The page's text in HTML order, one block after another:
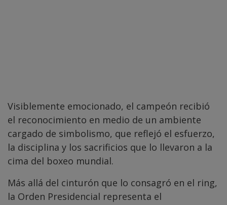
Visiblemente emocionado, el campeón recibió
el reconocimiento en medio de un ambiente
cargado de simbolismo, que reflejó el esfuerzo,
la disciplina y los sacrificios que lo llevaron a la
cima del boxeo mundial.
Más allá del cinturón que lo consagró en el ring,
la Orden Presidencial representa el